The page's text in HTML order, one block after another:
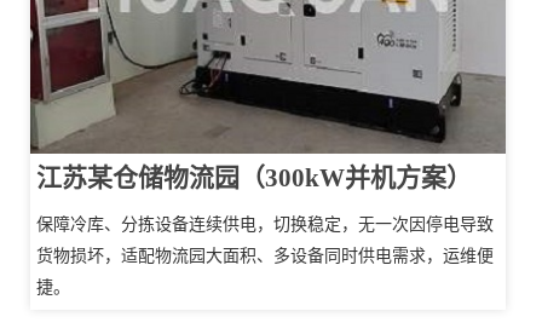
江苏某仓储物流园（300kW并机方案）
保障冷库、分拣设备连续供电，切换稳定，无一次因停电导致
货物损坏，适配物流园大面积、多设备同时供电需求，运维便
捷。